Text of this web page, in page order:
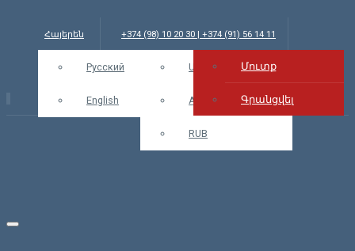
Հայերեն
Русский
English
+374 (98) 10 20 30 | +374 (91) 56 14 11
info@bars.am EUR USD
AMD
RUB
Մուտք Մուտք
Գրանցվել